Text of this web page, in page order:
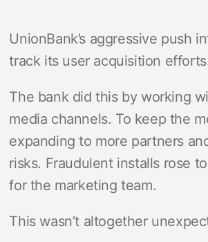
UnionBank’s aggressive push
track its user acquisition
The bank did this by working
media channels. To keep the
expanding to more partners
risks. Fraudulent installs rose
for the marketing team.
This wasn’t altogether